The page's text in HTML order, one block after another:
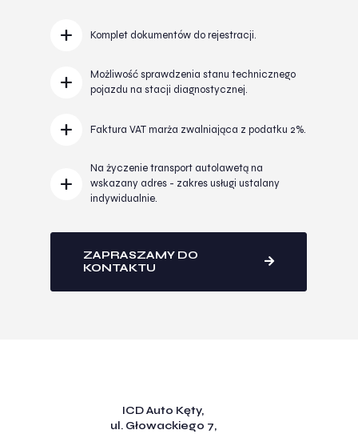
Komplet dokumentów do rejestracji.
Możliwość sprawdzenia stanu technicznego
pojazdu na stacji diagnostycznej.
Faktura VAT marża zwalniająca z podatku 2%.
Na życzenie transport autolawetą na
wskazany adres - zakres usługi ustalany
indywidualnie.
ZAPRASZAMY DO
KONTAKTU
ICD Auto Kęty,
ul. Głowackiego 7,